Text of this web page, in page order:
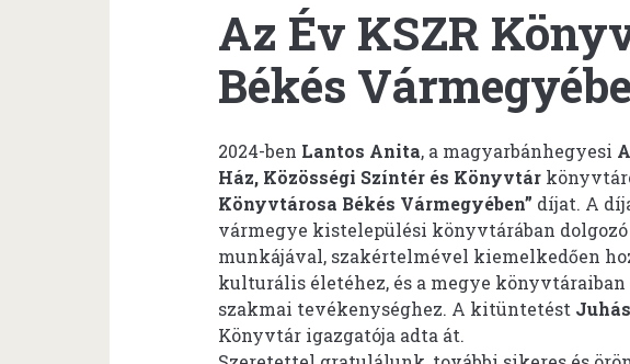
Az Év KSZR
Békés
2024-ben Lantos Anita, a magyarbánhegyesi
Ház, Közösségi Színtér és Könyvtár
Könyvtárosa Békés Vármegyében” díjat. A
vármegye kistelepülési könyvtárában
munkájával, szakértelmével kiemelkedően
kulturális életéhez, és a megye
szakmai tevékenységhez. A kitüntetést
Könyvtár igazgatója adta át.